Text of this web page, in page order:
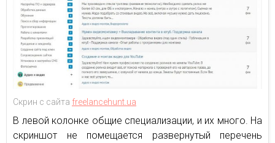
Скрин с сайта freelancehunt.ua
В левой колонке общие специализации, и их много. На
скриншот не помещается развернутый перечень